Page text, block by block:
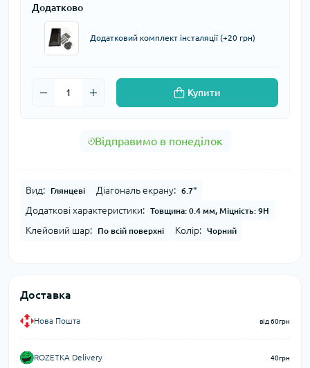
Додатково
Додатковий комплект інсталяції (+20 грн)
Купити
Відправимо в понеділок
Вид: Глянцеві Діагональ екрану: 6.7"
Додаткові характеристики: Товщина: 0.4 мм, Міцність: 9H
Клейовий шар: По всій поверхні Колір: Чорний
Доставка
Нова Пошта від 60грн
ROZETKA Delivery 40грн